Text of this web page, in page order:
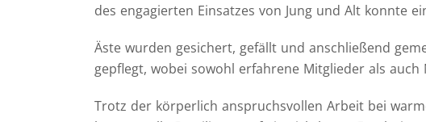
des engagierten Einsatzes von Jung und Alt konnte
Äste wurden gesichert, gefällt und anschließend
gepflegt, wobei sowohl erfahrene Mitglieder als
Trotz der körperlich anspruchsvollen Arbeit bei